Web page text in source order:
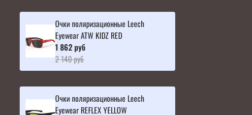
Очки поляризационные Leech
Eyewear ATW KIDZ RED
1 862 руб
2 140 руб
Очки поляризационные Leech
Eyewear REFLEX YELLOW